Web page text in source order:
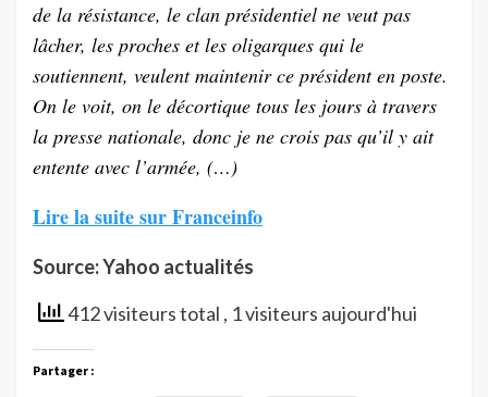
de la résistance, le clan présidentiel ne veut pas
lâcher, les proches et les oligarques qui le
soutiennent, veulent maintenir ce président en poste.
On le voit, on le décortique tous les jours à travers
la presse nationale, donc je ne crois pas qu’il y ait
entente avec l’armée, (…)
Lire la suite sur Franceinfo
Source: Yahoo actualités
412 visiteurs total , 1 visiteurs aujourd'hui
Partager :